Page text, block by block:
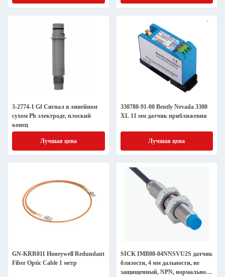
3-2774-1 Gf Сигнал в линейном
сухом Ph электроде, плоский
конец
Лучшая цена
330780-91-00 Bently Nevada 3300
XL 11 мм датчик приближения
Лучшая цена
GN-KRR011 Honeywell Redundant
Fiber Optic Cable 1 метр
SICK IMB08-04NNSVU2S датчик
близости, 4 мм дальности, не
защищенный, NPN, нормально